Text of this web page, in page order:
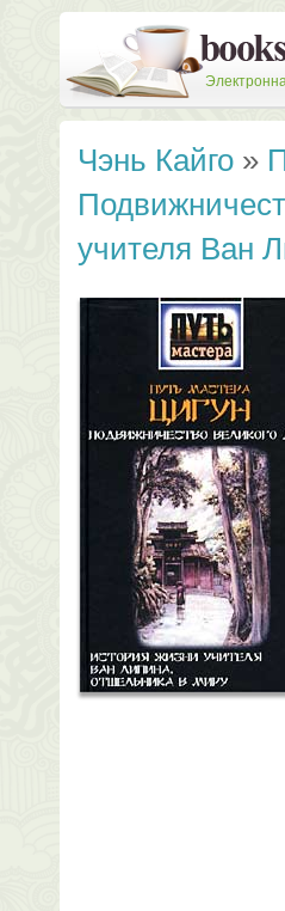
Чэнь Кайго »
учителя Ван